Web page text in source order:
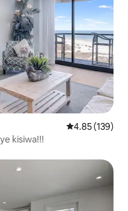
Ukadiriaji wa
4.85 (139)
kisiwa!!!